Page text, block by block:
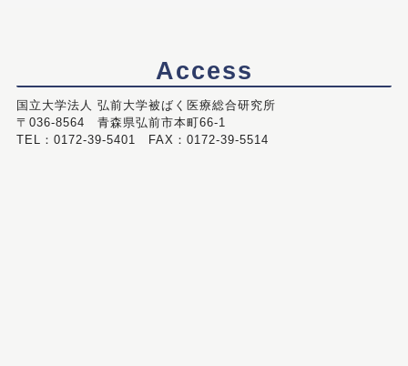
Access
国立大学法人 弘前大学被ばく医療総合研究所
〒036-8564 青森県弘前市本町66-1
TEL：0172-39-5401 FAX：0172-39-5514